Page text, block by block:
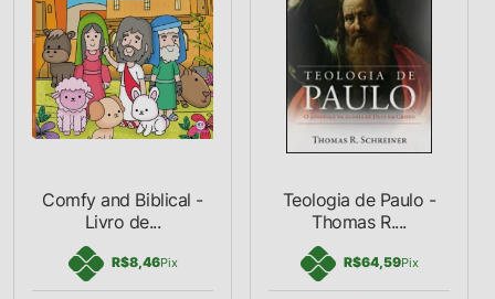
Comfy and Biblical -
Livro de...
R$8,46Pix
Teologia de Paulo -
Thomas R....
R$64,59Pix